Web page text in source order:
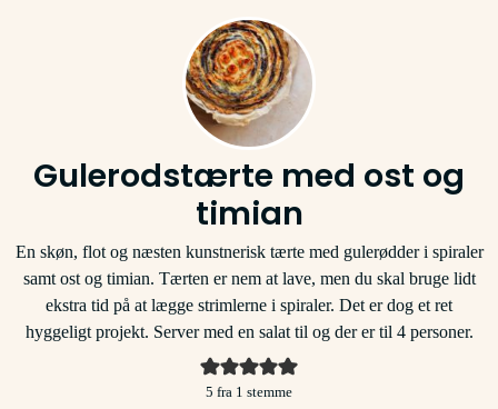
Gulerodstærte med ost og
timian
En skøn, flot og næsten kunstnerisk tærte med gulerødder i spiraler
samt ost og timian. Tærten er nem at lave, men du skal bruge lidt
ekstra tid på at lægge strimlerne i spiraler. Det er dog et ret
hyggeligt projekt. Server med en salat til og der er til 4 personer.
5 fra 1 stemme